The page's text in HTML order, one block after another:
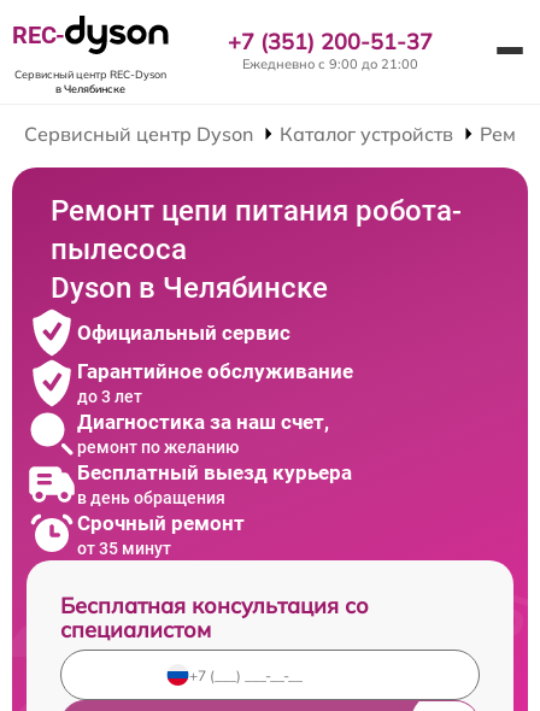
REC-
Сервисный центр REC-Dyson
в Челябинске
+7 (351) 200-51-37
Ежедневно с 9:00 до 21:00
Сервисный центр Dyson Каталог устройств
Ремонт цепи питания робота-
пылесоса
Dyson в Челябинске
Официальный сервис
Гарантийное обслуживание
до 3 лет
Диагностика за наш счет,
ремонт по желанию
Бесплатный выезд курьера
в день обращения
Срочный ремонт
от 35 минут
Бесплатная консультация со
специалистом